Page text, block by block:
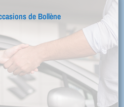
de Bollène